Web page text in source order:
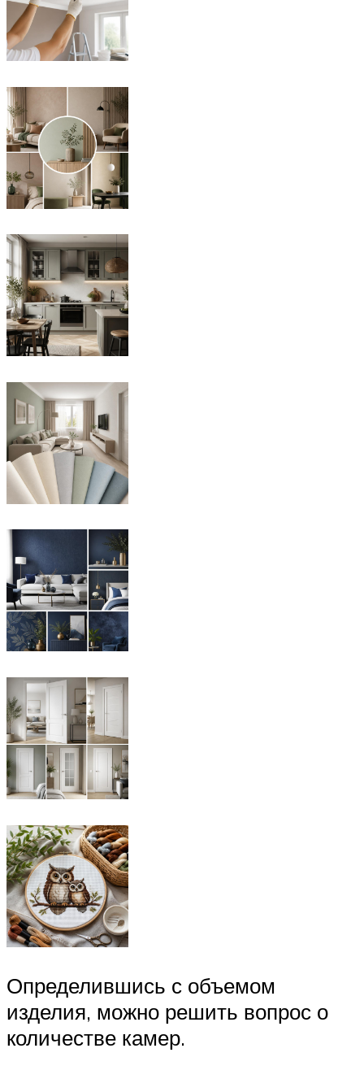
Определившись с объемом
изделия, можно решить вопрос о
количестве камер.